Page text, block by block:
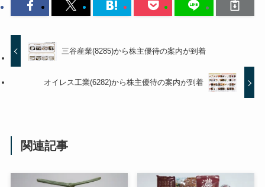
三谷産業(8285)から株主優待の案内が到着
オイレス工業(6282)から株主優待の案内が到着
関連記事